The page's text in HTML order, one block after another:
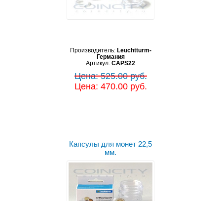
Производитель: Leuchtturm-
Германия
Артикул: CAPS22
Цена: 525.00 руб.
Цена: 470.00 руб.
Капсулы для монет 22,5
мм.